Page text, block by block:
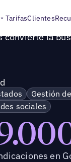
TarifasClientes
convierte la
Gestión
sociales
en